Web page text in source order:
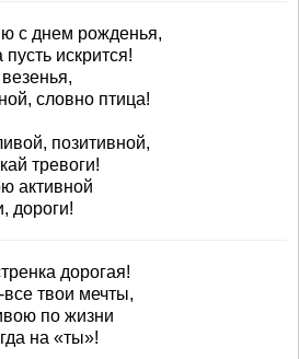
с днем рожденья,
искрится!
словно птица!
позитивной,
тревоги!
активной
дороги!
дорогая!
все твои мечты,
по жизни
на «ты»!